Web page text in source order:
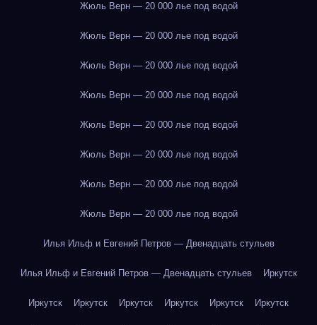
Жюль Верн — 20 000 лье под водой
Жюль Верн — 20 000 лье под водой
Жюль Верн — 20 000 лье под водой
Жюль Верн — 20 000 лье под водой
Жюль Верн — 20 000 лье под водой
Жюль Верн — 20 000 лье под водой
Жюль Верн — 20 000 лье под водой
Жюль Верн — 20 000 лье под водой
Илья Ильф и Евгений Петров — Двенадцать стульев
Илья Ильф и Евгений Петров — Двенадцать стульев Иркутск
Иркутск Иркутск Иркутск Иркутск Иркутск Иркутск